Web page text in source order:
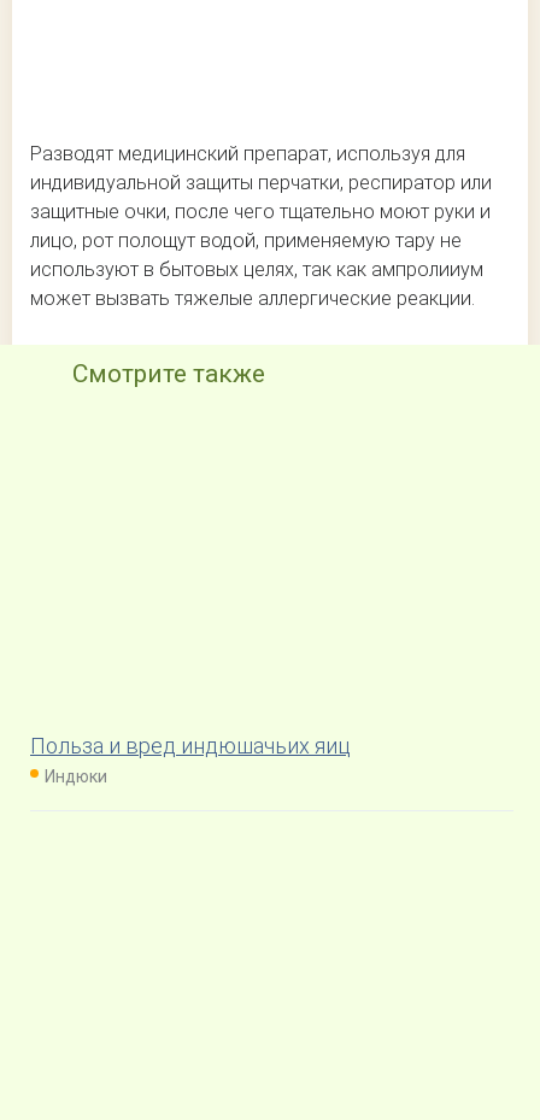
Разводят медицинский препарат, используя для
индивидуальной защиты перчатки, респиратор или
защитные очки, после чего тщательно моют руки и
лицо, рот полощут водой, применяемую тару не
используют в бытовых целях, так как ампролииум
может вызвать тяжелые аллергические реакции.
Смотрите также
Польза и вред индюшачьих яиц
Индюки